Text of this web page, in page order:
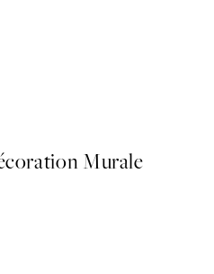
Murale